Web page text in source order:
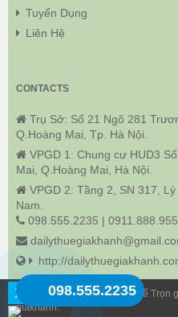
Tuyển Dụng
Liên Hệ
CONTACTS
Trụ Sở: Số 21 Ngõ 281
Q.Hoàng Mai, Tp. Hà Nội.
VPGD 1: Chung cư HUD3
Mai, Q.Hoàng Mai, Hà Nội.
VPGD 2: Tầng 2, SN 317,
Nam.
098.555.2235 | 0911.888.955
http://
© 2019 Dịch Vụ Kế Toán Thuế Trọn
giakhanh.
X 098.555.2235